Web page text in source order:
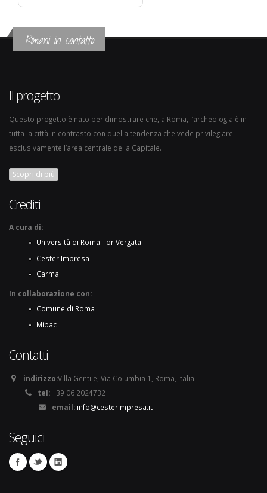
Rimani in contatto
Il progetto
Questo progetto è nato per dimostrare che, a Roma, l’archeologia è in
tutta la città in contrasto con quella tendenza che vede privilegiare
esclusivamente l’area centrale della Capitale.
Scopri di più
Crediti
A cura di:
Università di Roma Tor Vergata
Cester Impresa
Carma
In collaborazione con:
Comune di Roma
Mibac
Contatti
indirizzo:Villa Gentile, Via Columbia 1, Roma, Italia
tel:+39 06 2024732
email: info@cesterimpresa.it
Seguici